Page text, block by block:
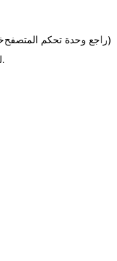
(راجع وحدة تحكم المتصفح
.